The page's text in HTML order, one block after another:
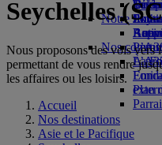
Notre flotte
Plan
La
Nos
La
Se
À
Seychelles
Nous proposons des vols vers
permettant de vous rendre
les affaires ou les loisirs.
Accueil
Nos destinations
Asie et le Pacifique